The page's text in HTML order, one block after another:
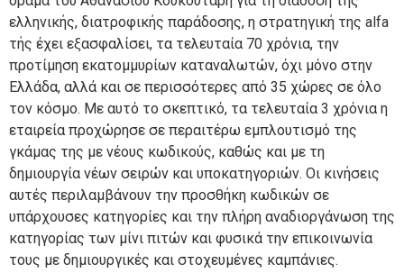
ελληνικής, διατροφικής παράδοσης, η στρατηγική της alfa
τής έχει εξασφαλίσει, τα τελευταία 70 χρόνια, την
προτίμηση εκατομμυρίων καταναλωτών, όχι μόνο στην
Ελλάδα, αλλά και σε περισσότερες από 35 χώρες σε όλο
τον κόσμο. Με αυτό το σκεπτικό, τα τελευταία 3 χρόνια η
εταιρεία προχώρησε σε περαιτέρω εμπλουτισμό της
γκάμας της με νέους κωδικούς, καθώς και με τη
δημιουργία νέων σειρών και υποκατηγοριών. Οι κινήσεις
αυτές περιλαμβάνουν την προσθήκη κωδικών σε
υπάρχουσες κατηγορίες και την πλήρη αναδιοργάνωση της
κατηγορίας των μίνι πιτών και φυσικά την επικοινωνία
τους με δημιουργικές και στοχευμένες καμπάνιες.